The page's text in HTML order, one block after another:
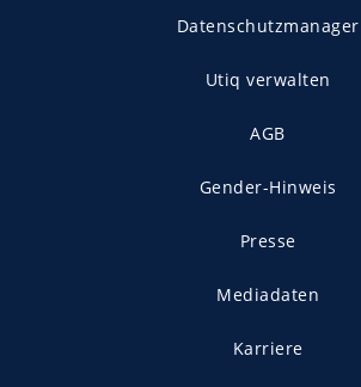
Datenschutzmanager
Utiq verwalten
AGB
Gender-Hinweis
Presse
Mediadaten
Karriere